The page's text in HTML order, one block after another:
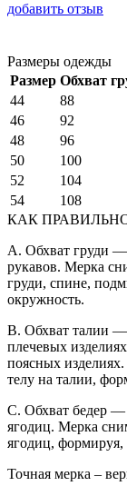
добавить отзыв
Размеры одежды
Размер Обхват
44
88
46
92
48
96
50
100
52
104
54
108
КАК
A. Обхват груди —
рукавов. Мерка
груди, спине,
окружность.
B. Обхват талии —
плечевых
поясных
телу на талии,
C. Обхват бедер —
ягодиц. Мерка
ягодиц, формируя,
Точная мерка –